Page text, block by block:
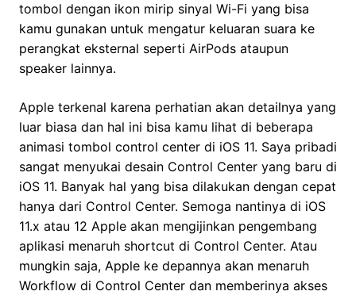
tombol dengan ikon mirip sinyal Wi-Fi yang bisa
kamu gunakan untuk mengatur keluaran suara ke
perangkat eksternal seperti AirPods ataupun
speaker lainnya.
Apple terkenal karena perhatian akan detailnya yang
luar biasa dan hal ini bisa kamu lihat di beberapa
animasi tombol control center di iOS 11. Saya pribadi
sangat menyukai desain Control Center yang baru di
iOS 11. Banyak hal yang bisa dilakukan dengan cepat
hanya dari Control Center. Semoga nantinya di iOS
11.x atau 12 Apple akan mengijinkan pengembang
aplikasi menaruh shortcut di Control Center. Atau
mungkin saja, Apple ke depannya akan menaruh
Workflow di Control Center dan memberinya akses